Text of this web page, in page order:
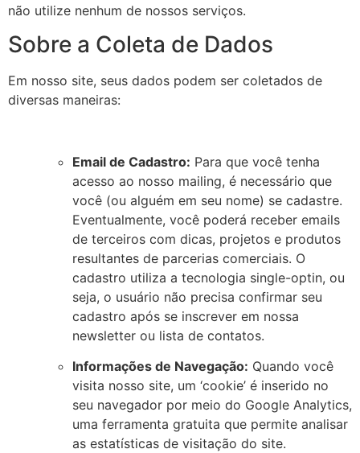
não utilize nenhum de nossos serviços.
Sobre a Coleta de Dados
Em nosso site, seus dados podem ser coletados de
diversas maneiras:
Email de Cadastro: Para que você tenha
acesso ao nosso mailing, é necessário que
você (ou alguém em seu nome) se cadastre.
Eventualmente, você poderá receber emails
de terceiros com dicas, projetos e produtos
resultantes de parcerias comerciais. O
cadastro utiliza a tecnologia single-optin, ou
seja, o usuário não precisa confirmar seu
cadastro após se inscrever em nossa
newsletter ou lista de contatos.
Informações de Navegação: Quando você
visita nosso site, um ‘cookie’ é inserido no
seu navegador por meio do Google Analytics,
uma ferramenta gratuita que permite analisar
as estatísticas de visitação do site.